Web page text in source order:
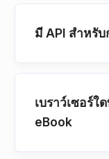
มี API สำหรั
เบราว์เซอร์
eBook